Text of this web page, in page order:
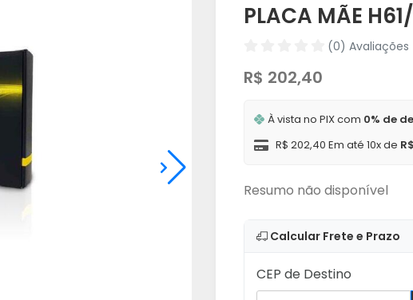
PLACA MÃE
(0) Avaliações
R$ 202,40
À vista no PIX com 0% de
R$ 202,40 Em até 10x de
Resumo não disponível
Calcular Frete e Prazo
CEP de Destino